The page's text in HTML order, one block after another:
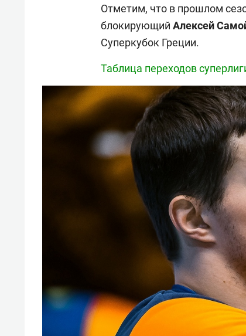
Отметим, что в прошлом
блокирующий Алексей
Суперкубок Греции.
Таблица переходов